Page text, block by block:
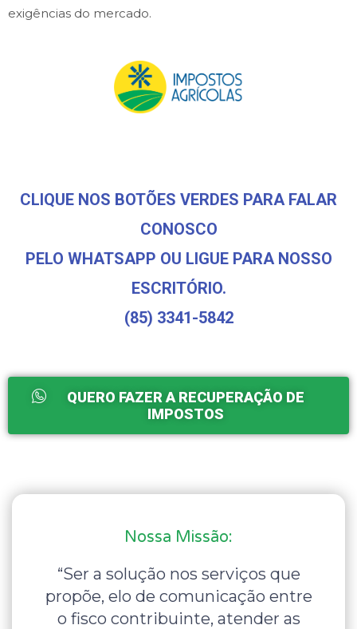
exigências do mercado.
CLIQUE NOS BOTÕES VERDES PARA FALAR
CONOSCO
PELO WHATSAPP OU LIGUE PARA NOSSO
ESCRITÓRIO.
(85) 3341-5842
QUERO FAZER A RECUPERAÇÃO DE
IMPOSTOS
Nossa Missão:
“Ser a solução nos serviços que
propõe, elo de comunicação entre
o fisco contribuinte, atender as